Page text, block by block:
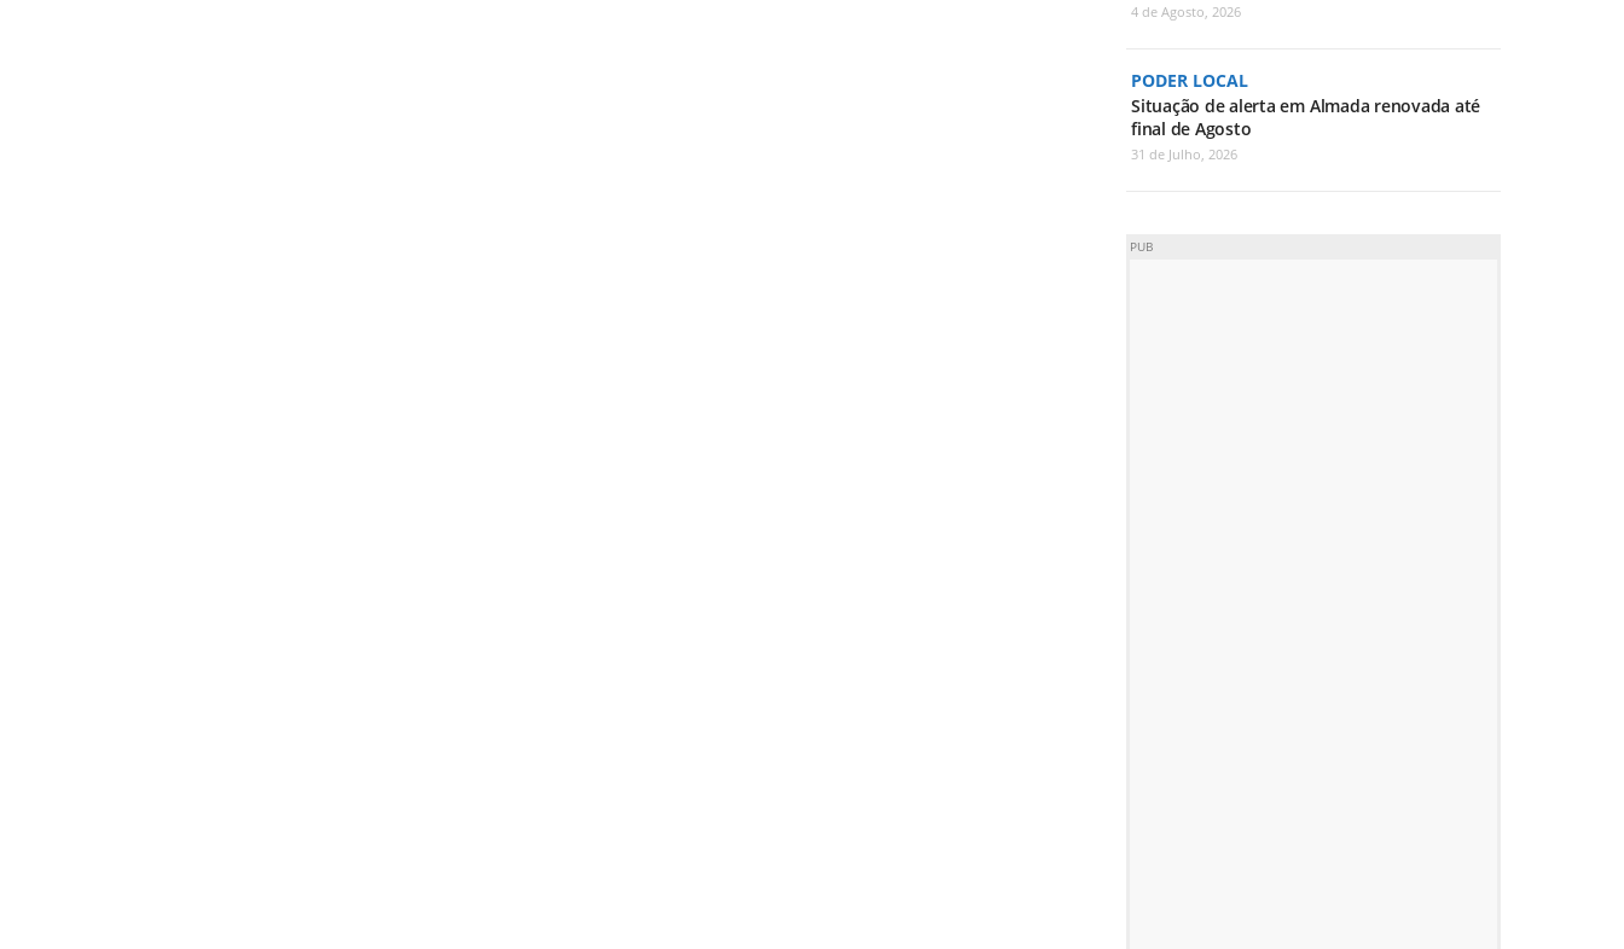
4 de Agosto, 2026
PODER LOCAL
Situação de alerta em Almada renovada até
final de Agosto
31 de Julho, 2026
PUB